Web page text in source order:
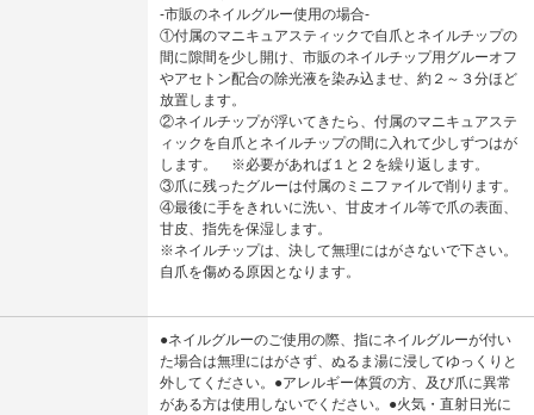
‐市販のネイルグルー使用の場合‐
①付属のマニキュアスティックで自爪とネイルチップの
間に隙間を少し開け、市販のネイルチップ用グルーオフ
やアセトン配合の除光液を染み込ませ、約２～３分ほど
放置します。
②ネイルチップが浮いてきたら、付属のマニキュアステ
ィックを自爪とネイルチップの間に入れて少しずつはが
します。 ※必要があれば１と２を繰り返します。
③爪に残ったグルーは付属のミニファイルで削ります。
④最後に手をきれいに洗い、甘皮オイル等で爪の表面、
甘皮、指先を保湿します。
※ネイルチップは、決して無理にはがさないで下さい。
自爪を傷める原因となります。
●ネイルグルーのご使用の際、指にネイルグルーが付い
た場合は無理にはがさず、ぬるま湯に浸してゆっくりと
外してください。●アレルギー体質の方、及び爪に異常
がある方は使用しないでください。●火気・直射日光に